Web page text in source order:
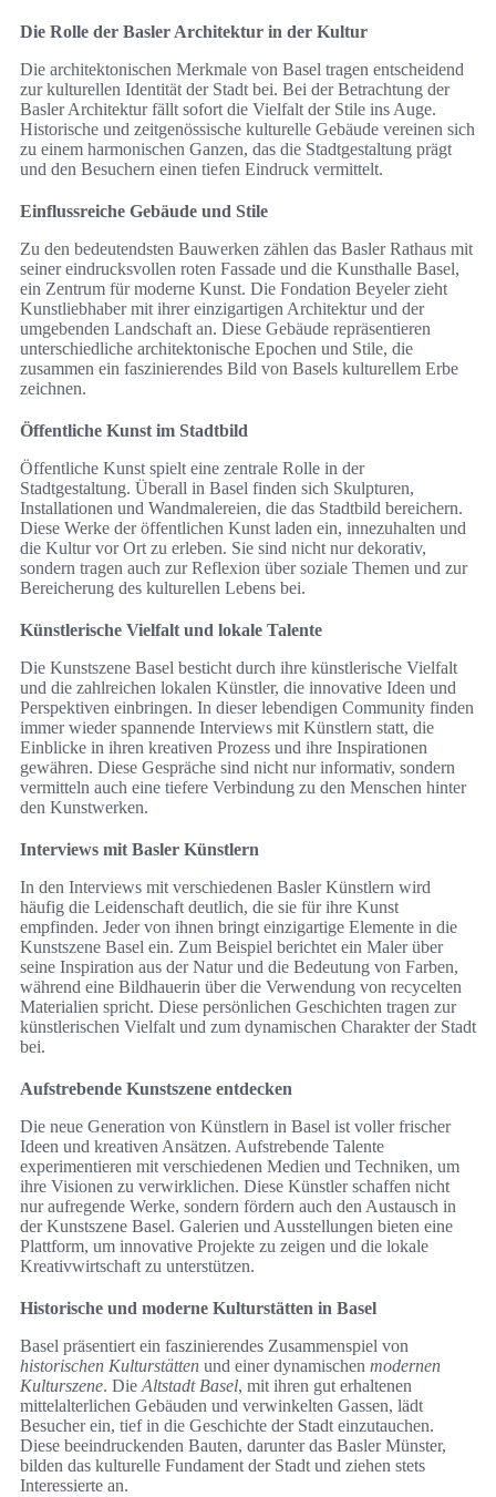
Die Rolle der Basler Architektur in der Kultur
Die architektonischen Merkmale von Basel tragen entscheidend
zur kulturellen Identität der Stadt bei. Bei der Betrachtung der
Basler Architektur fällt sofort die Vielfalt der Stile ins Auge.
Historische und zeitgenössische kulturelle Gebäude vereinen sich
zu einem harmonischen Ganzen, das die Stadtgestaltung prägt
und den Besuchern einen tiefen Eindruck vermittelt.
Einflussreiche Gebäude und Stile
Zu den bedeutendsten Bauwerken zählen das Basler Rathaus mit
seiner eindrucksvollen roten Fassade und die Kunsthalle Basel,
ein Zentrum für moderne Kunst. Die Fondation Beyeler zieht
Kunstliebhaber mit ihrer einzigartigen Architektur und der
umgebenden Landschaft an. Diese Gebäude repräsentieren
unterschiedliche architektonische Epochen und Stile, die
zusammen ein faszinierendes Bild von Basels kulturellem Erbe
zeichnen.
Öffentliche Kunst im Stadtbild
Öffentliche Kunst spielt eine zentrale Rolle in der
Stadtgestaltung. Überall in Basel finden sich Skulpturen,
Installationen und Wandmalereien, die das Stadtbild bereichern.
Diese Werke der öffentlichen Kunst laden ein, innezuhalten und
die Kultur vor Ort zu erleben. Sie sind nicht nur dekorativ,
sondern tragen auch zur Reflexion über soziale Themen und zur
Bereicherung des kulturellen Lebens bei.
Künstlerische Vielfalt und lokale Talente
Die Kunstszene Basel besticht durch ihre künstlerische Vielfalt
und die zahlreichen lokalen Künstler, die innovative Ideen und
Perspektiven einbringen. In dieser lebendigen Community finden
immer wieder spannende Interviews mit Künstlern statt, die
Einblicke in ihren kreativen Prozess und ihre Inspirationen
gewähren. Diese Gespräche sind nicht nur informativ, sondern
vermitteln auch eine tiefere Verbindung zu den Menschen hinter
den Kunstwerken.
Interviews mit Basler Künstlern
In den Interviews mit verschiedenen Basler Künstlern wird
häufig die Leidenschaft deutlich, die sie für ihre Kunst
empfinden. Jeder von ihnen bringt einzigartige Elemente in die
Kunstszene Basel ein. Zum Beispiel berichtet ein Maler über
seine Inspiration aus der Natur und die Bedeutung von Farben,
während eine Bildhauerin über die Verwendung von recycelten
Materialien spricht. Diese persönlichen Geschichten tragen zur
künstlerischen Vielfalt und zum dynamischen Charakter der Stadt
bei.
Aufstrebende Kunstszene entdecken
Die neue Generation von Künstlern in Basel ist voller frischer
Ideen und kreativen Ansätzen. Aufstrebende Talente
experimentieren mit verschiedenen Medien und Techniken, um
ihre Visionen zu verwirklichen. Diese Künstler schaffen nicht
nur aufregende Werke, sondern fördern auch den Austausch in
der Kunstszene Basel. Galerien und Ausstellungen bieten eine
Plattform, um innovative Projekte zu zeigen und die lokale
Kreativwirtschaft zu unterstützen.
Historische und moderne Kulturstätten in Basel
Basel präsentiert ein faszinierendes Zusammenspiel von
historischen Kulturstätten und einer dynamischen modernen
Kulturszene. Die Altstadt Basel, mit ihren gut erhaltenen
mittelalterlichen Gebäuden und verwinkelten Gassen, lädt
Besucher ein, tief in die Geschichte der Stadt einzutauchen.
Diese beeindruckenden Bauten, darunter das Basler Münster,
bilden das kulturelle Fundament der Stadt und ziehen stets
Interessierte an.